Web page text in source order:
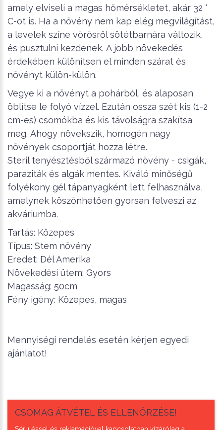
amely elviseli a magas hőmérsékletet, akár 32 °
C-ot is. Ha a növény nem kap elég megvilágítást,
a levelek színe vörösről sötétbarnára változik,
és pusztulni kezdenek. A jobb növekedés
érdekében különítsen el minden szárat és
növényt külön-külön.
Vegye ki a növényt a pohárból, és alaposan
öblítse le folyó vízzel. Ezután ossza szét kis (1-2
cm-es) csomókba és kis távolságra szakítsa
meg. Ahogy növekszik, homogén nagy
növények csoportját hozza létre.
Steril tenyésztésből származó növény - csigák,
paraziták és algák mentes. Kiváló minőségű
folyékony gél tápanyagként lett felhasználva,
amelynek köszönhetően gyorsan felveszi az
akváriumba.
Tartás: Közepes
Típus: Stem növény
Eredet: Dél Amerika
Növekedési ütem: Gyors
Magasság: 50cm
Fény igény: Közepes, magas
Mennyiségi rendelés esetén kérjen egyedi
ajánlatot!
CSOMAG ÁTVÉTEL ÉS ELLENŐRZÉSE!